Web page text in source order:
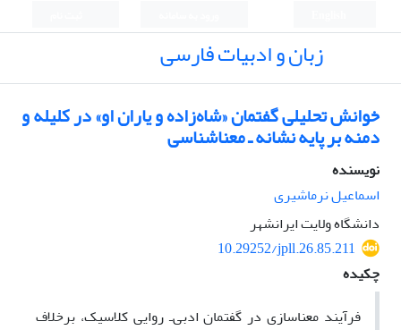
زبان و ادبیات فارسی
خوانش تحلیلی گفتمان «شاه‌زاده و یاران او» در کلیله و
دمنه بر پایه نشانه ـ معناشناسی
نویسنده
اسماعیل نرماشیری
دانشگاه ولایت ایرانشهر
10.29252/jpll.26.85.211
چکیده
فرآیند معناسازی در گفتمان­ ادبی‌ـ‌روایی کلاسیک، برخلاف